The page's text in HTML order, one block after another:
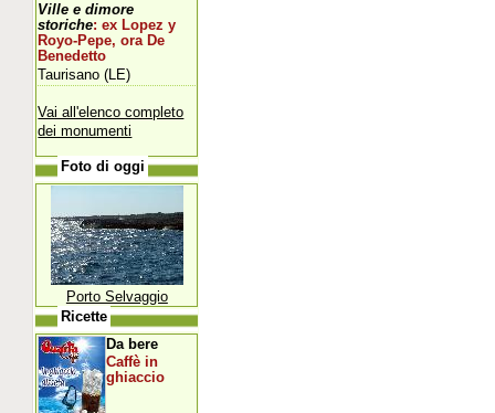
Ville e dimore
storiche: ex Lopez y
Royo-Pepe, ora De
Benedetto
Taurisano (LE)
Vai all'elenco completo
dei monumenti
Foto di oggi
Porto Selvaggio
Ricette
Da bere
Caffè in
ghiaccio